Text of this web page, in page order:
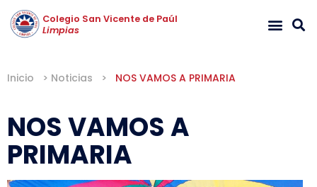
Colegio San Vicente de Paúl
Limpias
Inicio > Noticias > NOS VAMOS A PRIMARIA
NOS VAMOS A
PRIMARIA